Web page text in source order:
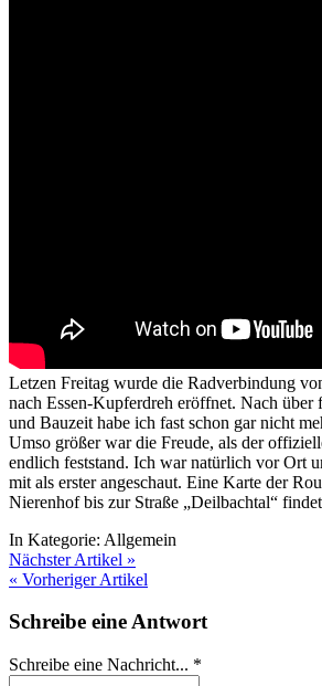
Letzen Freitag wurde die Radverbindung
nach Essen-Kupferdreh eröffnet. Nach über
und Bauzeit habe ich fast schon gar nicht
Umso größer war die Freude, als der
endlich feststand. Ich war natürlich vor Ort
mit als erster angeschaut. Eine Karte der
Nierenhof bis zur Straße „Deilbachtal“
In Kategorie: Allgemein
Nächster Artikel »
« Vorheriger Artikel
Schreibe eine Antwort
Schreibe eine Nachricht... *